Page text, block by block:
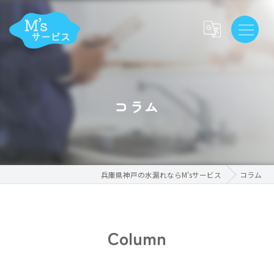
コラム
兵庫県神戸の水漏れならM'sサービス コラム
Column